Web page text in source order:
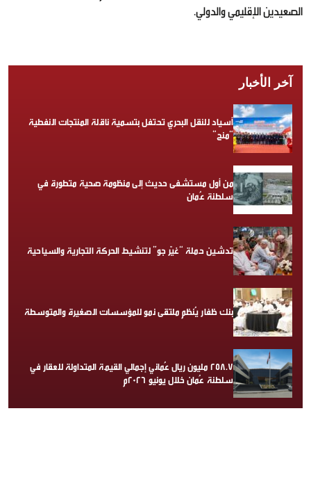
الصعيدين الإقليمي والدولي.
آخر الأخبار
أسياد للنقل البحري تحتفل بتسمية ناقلة المنتجات النفطية
“منح”
من أول مستشفى حديث إلى منظومة صحية متطورة في
سلطنة عُمان
تدشين حملة “غيّر جو” لتنشيط الحركة التجارية والسياحية
بنك ظفار يُنظم ملتقى نمو للمؤسسات الصغيرة والمتوسطة
258.7 مليون ريال عُماني إجمالي القيمة المتداولة للعقار في
سلطنة عُمان خلال يونيو 2026م